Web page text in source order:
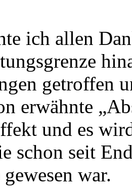
ich allen
getroffen
erwähnte
und es
schon seit
war.